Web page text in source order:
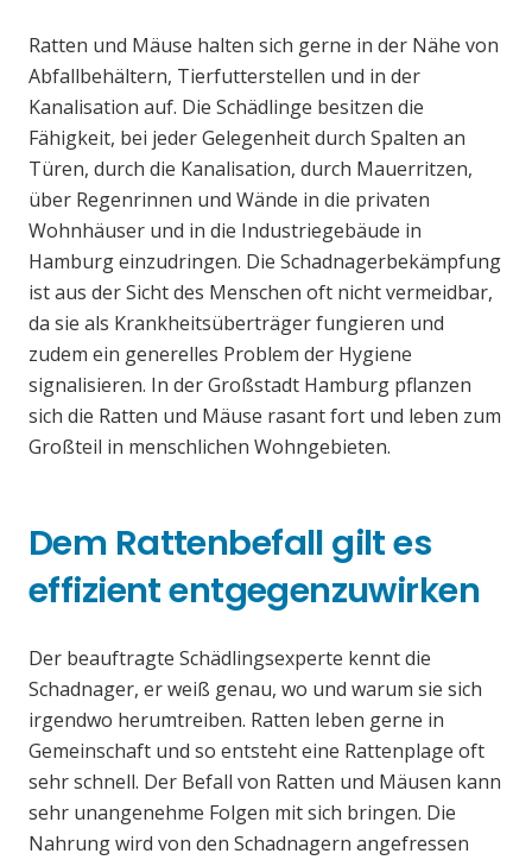
Ratten und Mäuse halten sich gerne in der Nähe von
Abfallbehältern, Tierfutterstellen und in der
Kanalisation auf. Die Schädlinge besitzen die
Fähigkeit, bei jeder Gelegenheit durch Spalten an
Türen, durch die Kanalisation, durch Mauerritzen,
über Regenrinnen und Wände in die privaten
Wohnhäuser und in die Industriegebäude in
Hamburg einzudringen. Die Schadnagerbekämpfung
ist aus der Sicht des Menschen oft nicht vermeidbar,
da sie als Krankheitsüberträger fungieren und
zudem ein generelles Problem der Hygiene
signalisieren. In der Großstadt Hamburg pflanzen
sich die Ratten und Mäuse rasant fort und leben zum
Großteil in menschlichen Wohngebieten.
Dem Rattenbefall gilt es
effizient entgegenzuwirken
Der beauftragte Schädlingsexperte kennt die
Schadnager, er weiß genau, wo und warum sie sich
irgendwo herumtreiben. Ratten leben gerne in
Gemeinschaft und so entsteht eine Rattenplage oft
sehr schnell. Der Befall von Ratten und Mäusen kann
sehr unangenehme Folgen mit sich bringen. Die
Nahrung wird von den Schadnagern angefressen